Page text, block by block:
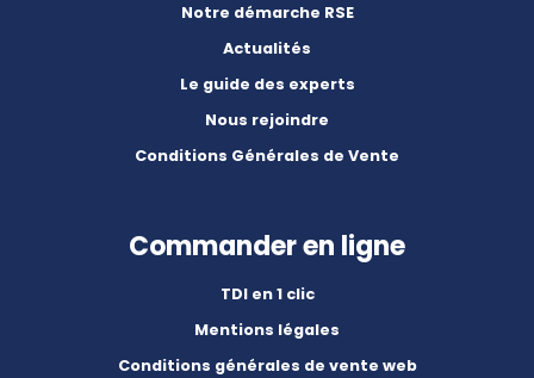
Notre démarche RSE
Actualités
Le guide des experts
Nous rejoindre
Conditions Générales de Vente
Commander en ligne
TDI en 1 clic
Mentions légales
Conditions générales de vente web